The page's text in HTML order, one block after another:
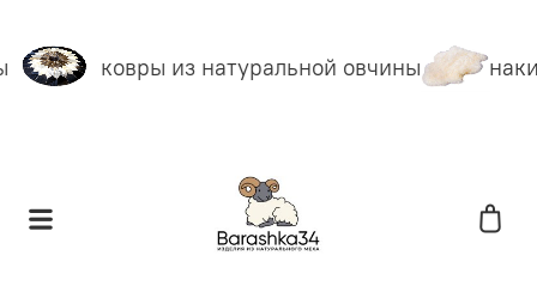
ковры из натуральной овчины